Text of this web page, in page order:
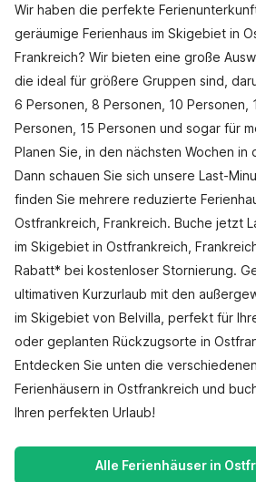
Wir haben die perfekte
geräumige Ferienhaus im Skigebiet in
Frankreich? Wir bieten eine große
die ideal für größere Gruppen sind,
6 Personen, 8 Personen, 10 Personen,
Personen, 15 Personen und sogar für
Planen Sie, in den nächsten Wochen in
Dann schauen Sie sich unsere Last-
finden Sie mehrere reduzierte
Ostfrankreich, Frankreich. Buche jetzt
im Skigebiet in Ostfrankreich,
Rabatt* bei kostenloser Stornierung.
ultimativen Kurzurlaub mit den
im Skigebiet von Belvilla, perfekt für
oder geplanten Rückzugsorte in
Entdecken Sie unten die
Ferienhäusern in Ostfrankreich und
Ihren perfekten Urlaub!
Alle Ferienhäuser in